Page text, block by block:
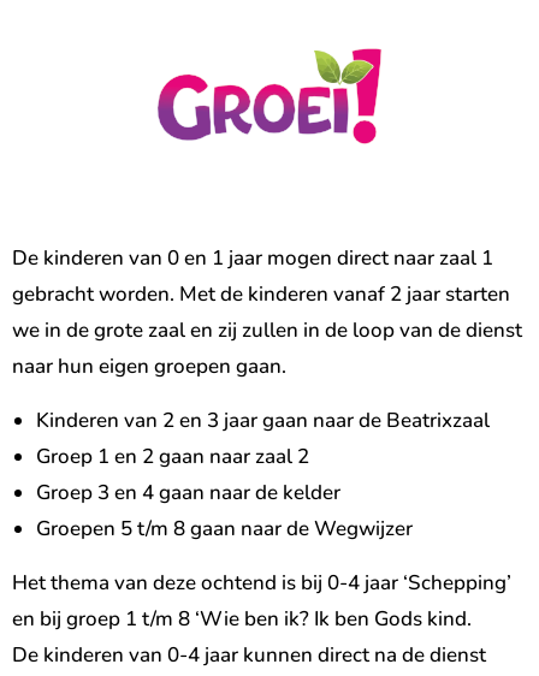
De kinderen van 0 en 1 jaar mogen direct naar zaal 1
gebracht worden. Met de kinderen vanaf 2 jaar starten
we in de grote zaal en zij zullen in de loop van de dienst
naar hun eigen groepen gaan.
Kinderen van 2 en 3 jaar gaan naar de Beatrixzaal
Groep 1 en 2 gaan naar zaal 2
Groep 3 en 4 gaan naar de kelder
Groepen 5 t/m 8 gaan naar de Wegwijzer
Het thema van deze ochtend is bij 0-4 jaar ‘Schepping’
en bij groep 1 t/m 8 ‘Wie ben ik? Ik ben Gods kind.
De kinderen van 0-4 jaar kunnen direct na de dienst